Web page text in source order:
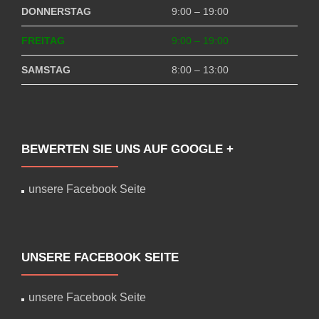
DONNERSTAG 9:00 – 19:00
FREITAG 9:00 – 19:00
SAMSTAG 8:00 – 13:00
BEWERTEN SIE UNS AUF GOOGLE +
unsere Facebook Seite
UNSERE FACEBOOK SEITE
unsere Facebook Seite